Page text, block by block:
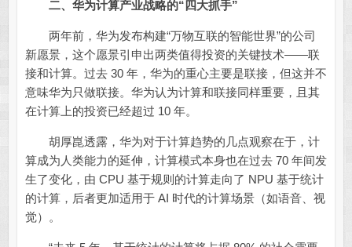
二、华为计算产业战略的“四大抓手”
两年前，华为发布构建“万物互联的智能世界”的公司
新愿景，这个愿景引申出两类值得投资的关键技术——联
接和计算。过去 30 年，华为的重心主要是联接，但这并不
意味华为只做联接。华为认为计算和联接同样重要，且其
在计算上的投资已经超过 10 年。
胡厚崑透露，华为对于计算趋势的几点观察在于，计
算成为人类能力的延伸，计算模式本身也在过去 70 年间发
生了变化，由 CPU 基于规则的计算走向了 NPU 基于统计
的计算，后者更加适用于 AI 时代的计算场景（如语音、视
觉）。